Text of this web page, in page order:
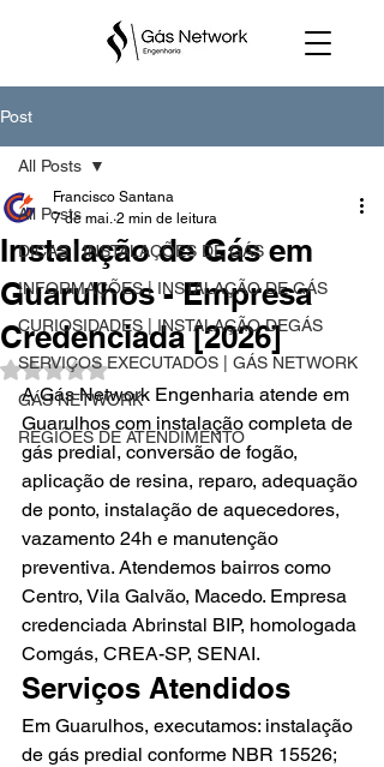
Post
All Posts
DICAS | INSTALAÇÕES DE GÁS
INFORMAÇÕES | INSTALAÇÃO DE GÁS
CURIOSIDADES | INSTALAÇÃO DEGÁS
SERVIÇOS EXECUTADOS | GÁS NETWORK
GÁS NETWORK
REGIÕES DE ATENDIMENTO
All Posts
Instalação de Gás em
Guarulhos - Empresa
Credenciada [2026]
Francisco Santana
7 de mai. 2 min de leitura
Avaliado com NaN de 5 estrelas.
A Gás Network Engenharia atende em
Guarulhos com instalação completa de
gás predial, conversão de fogão,
aplicação de resina, reparo, adequação
de ponto, instalação de aquecedores,
vazamento 24h e manutenção
preventiva. Atendemos bairros como
Centro, Vila Galvão, Macedo. Empresa
credenciada Abrinstal BIP, homologada
Comgás, CREA-SP, SENAI.
Serviços Atendidos
Em Guarulhos, executamos: instalação
de gás predial conforme NBR 15526;